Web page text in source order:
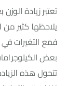
تعتبر زيادة
يلاحظها كثير من
فمع التغيرات
بعض
تتحول هذه